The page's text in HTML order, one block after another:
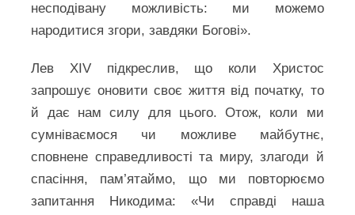
несподівану можливість: ми можемо
народитися згори, завдяки Богові».
Лев XIV підкреслив, що коли Христос
запрошує оновити своє життя від початку, то
й дає нам силу для цього. Отож, коли ми
сумніваємося чи можливе майбутнє,
сповнене справедливості та миру, злагоди й
спасіння, пам’ятаймо, що ми повторюємо
запитання Никодима: «Чи справді наша